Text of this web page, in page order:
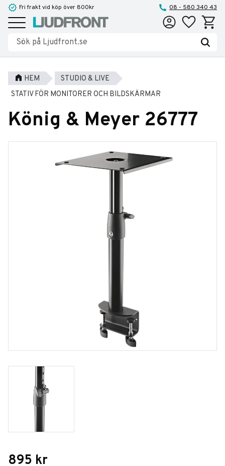
Meny
Fri frakt vid köp över 800kr 08 - 580 340 43
Favoriter
HEM
STUDIO & LIVE
STATIV FÖR MONITORER OCH BILDSKÄRMAR
König & Meyer 26777
895 kr